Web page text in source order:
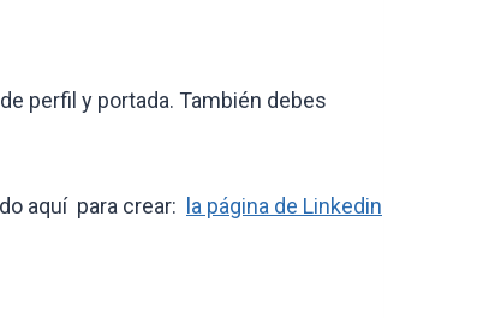
perfil y portada. También debes
aquí para crear:
la página de Linkedin